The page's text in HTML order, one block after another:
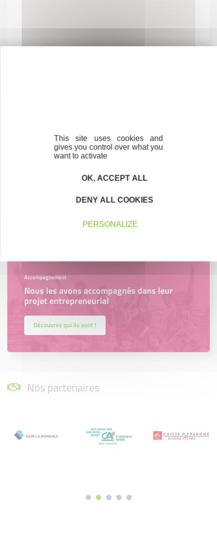
Accompagnement
Nous les avons accompagnés dans leur
projet entrepreneurial
Découvrez qui ils sont !
Nos partenaires
This site uses cookies and
gives you control over what you
want to activate
OK, ACCEPT ALL
DENY ALL COOKIES
PERSONALIZE